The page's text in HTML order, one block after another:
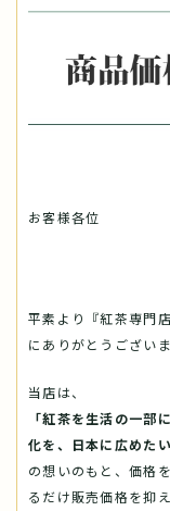
お客様各位
平素より『紅茶専門
にありがとうございま
当店は、
「紅茶を生活の一部
化を、日本に広めたい
の想いのもと、価格
るだけ販売価格を抑